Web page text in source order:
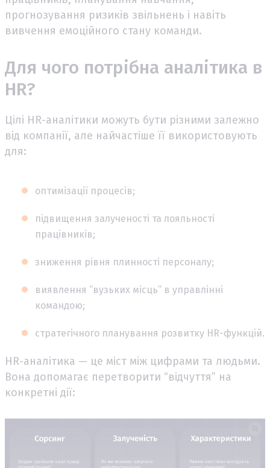
прогнозування ризиків звільнень і навіть
вивчення емоційного стану команди.
Для чого потрібна аналітика в
HR?
Цілі HR-аналітики можуть бути різними залежно
від компанії, але найчастіше її використовують
для:
оптимізації процесів;
підвищення залученості та лояльності
працівників;
зниження рівня плинності персоналу;
виявлення “вузьких місць” в управлінні
командою;
стратегічного планування розвитку HR-функцій.
HR-аналітика — це міст між цифрами та людьми.
Вона допомагає перетворити “відчуття” на
конкретні дії: